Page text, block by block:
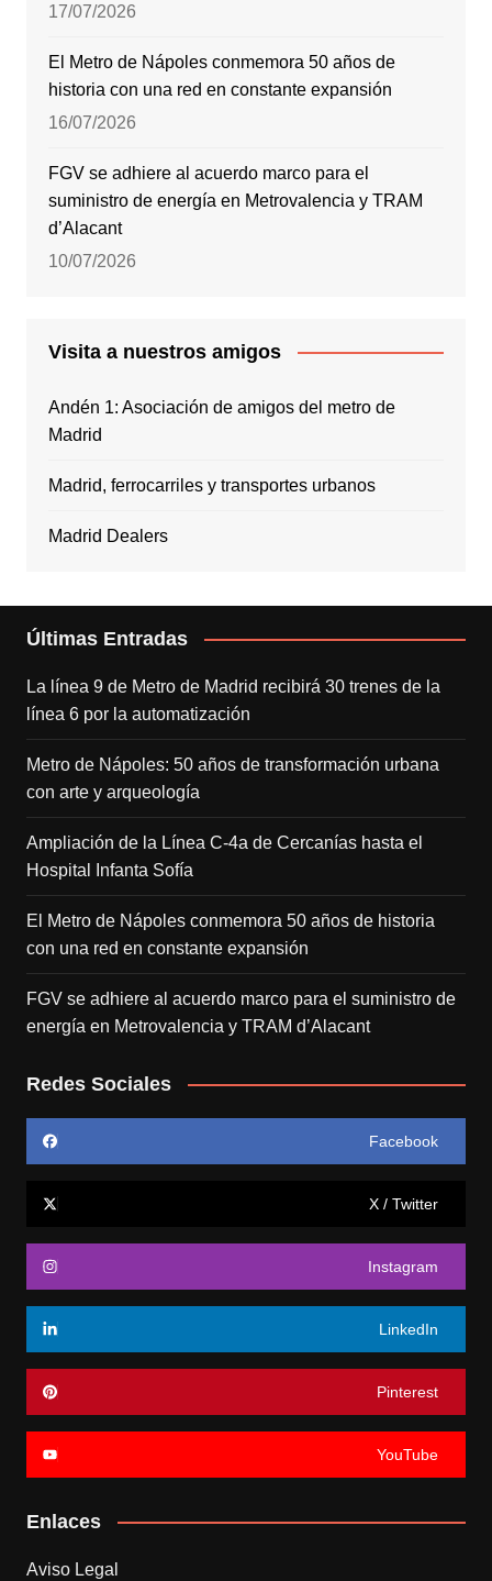
17/07/2026
El Metro de Nápoles conmemora 50 años de
historia con una red en constante expansión
16/07/2026
FGV se adhiere al acuerdo marco para el
suministro de energía en Metrovalencia y TRAM
d’Alacant
10/07/2026
Visita a nuestros amigos
Andén 1: Asociación de amigos del metro de
Madrid
Madrid, ferrocarriles y transportes urbanos
Madrid Dealers
Últimas Entradas
La línea 9 de Metro de Madrid recibirá 30 trenes de la
línea 6 por la automatización
Metro de Nápoles: 50 años de transformación urbana
con arte y arqueología
Ampliación de la Línea C-4a de Cercanías hasta el
Hospital Infanta Sofía
El Metro de Nápoles conmemora 50 años de historia
con una red en constante expansión
FGV se adhiere al acuerdo marco para el suministro de
energía en Metrovalencia y TRAM d’Alacant
Redes Sociales
Facebook
X / Twitter
Instagram
LinkedIn
Pinterest
YouTube
Enlaces
Aviso Legal